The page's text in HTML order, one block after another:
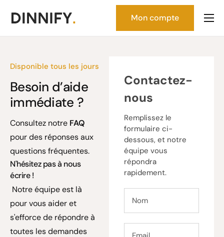
Accueil
Contact
Mon compte
Disponible tous les jours
Besoin d’aide
immédiate ?
Consultez notre FAQ
pour des réponses aux
questions fréquentes.
N'hésitez pas à nous
écrire !
Notre équipe est là
pour vous aider et
s'efforce de répondre à
toutes les demandes
Contactez-
nous
Remplissez le
formulaire ci-
dessous, et notre
équipe vous
répondra
rapidement.